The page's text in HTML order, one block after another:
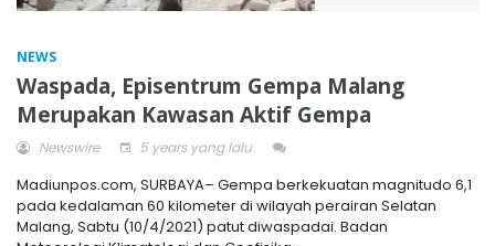
NEWS
Waspada, Episentrum Gempa Malang
Merupakan Kawasan Aktif Gempa
Newswire 5 years yang lalu
Madiunpos.com, SURBAYA– Gempa berkekuatan magnitudo 6,1
pada kedalaman 60 kilometer di wilayah perairan Selatan
Malang, Sabtu (10/4/2021) patut diwaspadai. Badan